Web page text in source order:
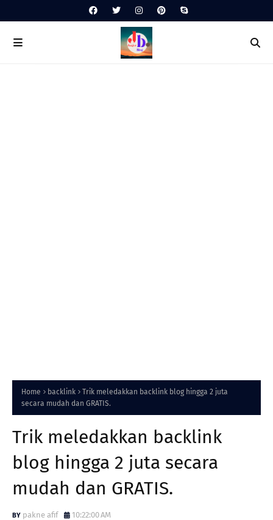
Home backlink
Trik meledakkan backlink blog hingga 2 juta
secara mudah dan GRATIS.
Trik meledakkan backlink
blog hingga 2 juta secara
mudah dan GRATIS.
pakne afif 10:22:00 AM